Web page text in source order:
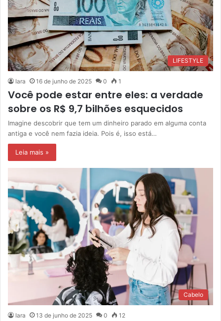
LIFESTYLE
Iara 16 de junho de 2025 0 1
Você pode estar entre eles: a verdade
sobre os R$ 9,7 bilhões esquecidos
Imagine descobrir que tem um dinheiro parado em alguma conta
antiga e você nem fazia ideia. Pois é, isso está…
Leia mais »
Cabelo
Iara 13 de junho de 2025 0 12